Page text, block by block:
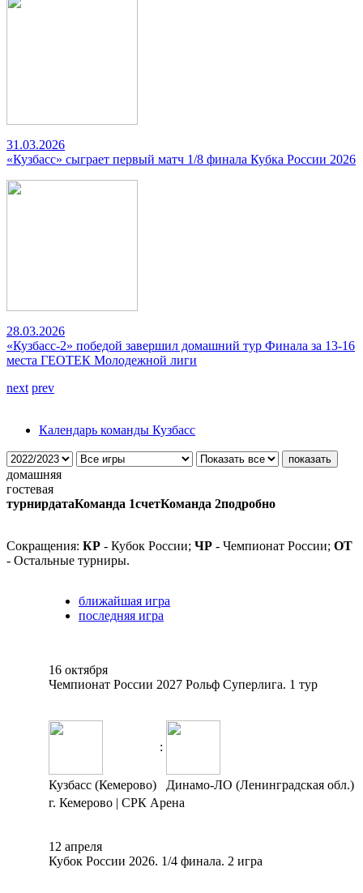
31.03.2026
«Кузбасс» сыграет первый матч 1/8 финала Кубка России 2026
28.03.2026
«Кузбасс-2» победой завершил домашний тур Финала за 13-16
места ГЕОТЕК Молодежной лиги
next prev
Календарь команды Кузбасс
домашняя
гостевая
турнирдатаКоманда 1счетКоманда 2подробно
Сокращения: КР - Кубок России; ЧР - Чемпионат России; ОТ
- Остальные турниры.
ближайшая игра
последняя игра
16 октября
Чемпионат России 2027 Рольф Суперлига. 1 тур
:
Кузбасс (Кемерово)
Динамо-ЛО (Ленинградская обл.)
г. Кемерово | СРК Арена
12 апреля
Кубок России 2026. 1/4 финала. 2 игра